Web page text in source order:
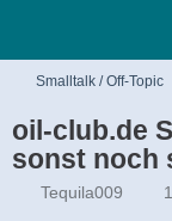
Smalltalk / Off-Topic
oil-club.de
sonst noch
Tequila009